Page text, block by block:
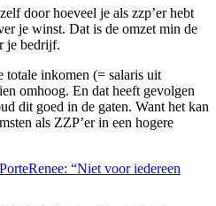
door hoeveel je als zzp’er hebt
je winst. Dat is de omzet min de
je bedrijf.
totale inkomen (= salaris uit
omhoog. En dat heeft gevolgen
dit goed in de gaten. Want het kan
als ZZP’er in een hogere
“Niet voor iedereen